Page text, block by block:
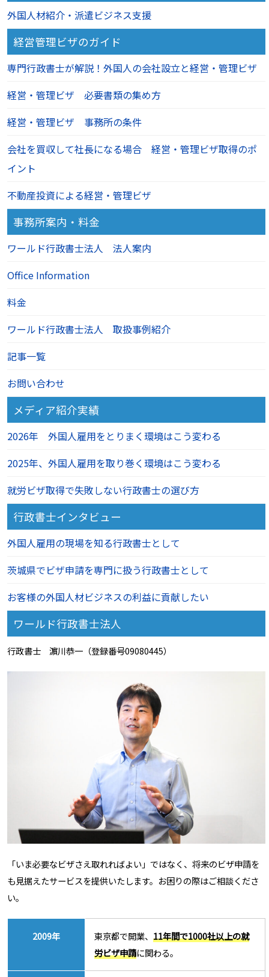
外国人材紹介・派遣ビジネス支援
経営管理ビザのガイド
専門行政書士が解説！外国人の会社設立と経営・管理ビザ
経営・管理ビザ 必要書類の集め方
経営・管理ビザ 事務所の条件
会社を買収して社長になる場合 経営・管理ビザ取得のポ
イント
不動産投資による経営・管理ビザ
事務所案内・料金
ワールド行政書士法人 法人案内
Office Information
料金
ワールド行政書士法人 取扱事例紹介
記事一覧
お問い合わせ
メディア紹介実績
2026年 外国人雇用をとりまく環境はこう変わる
2025年、外国人雇用を取り巻く環境はこう変わる
就労ビザ取得で失敗しない行政書士の選び方
行政書士インタビュー
外国人雇用の現場を知る行政書士として
茨城県でビザ申請を専門に扱う行政書士として
お客様の外国人材ビジネスの利益に貢献したい
ワールド行政書士法人
行政書士 濵川恭一（登録番号09080445）
「いま必要なビザさえ取れればよい」ではなく、将来のビザ申請を
も見据えたサービスを提供いたします。お困りの際はご相談くださ
い。
2009年 東京都で開業、 11年間で1000社以上の就
労ビザ申請に関わる。